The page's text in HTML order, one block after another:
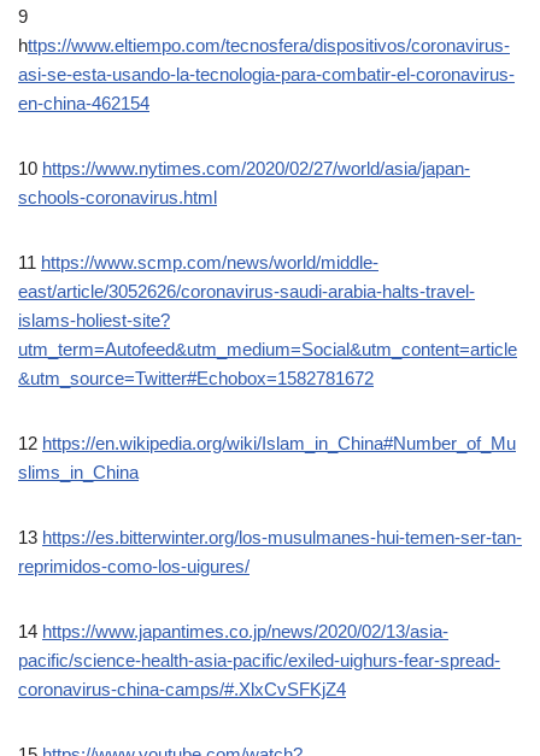
9
https://www.eltiempo.com/tecnosfera/dispositivos/coronavirus-
asi-se-esta-usando-la-tecnologia-para-combatir-el-coronavirus-
en-china-462154
10 https://www.nytimes.com/2020/02/27/world/asia/japan-
schools-coronavirus.html
11 https://www.scmp.com/news/world/middle-
east/article/3052626/coronavirus-saudi-arabia-halts-travel-
islams-holiest-site?
utm_term=Autofeed&utm_medium=Social&utm_content=article
&utm_source=Twitter#Echobox=1582781672
12 https://en.wikipedia.org/wiki/Islam_in_China#Number_of_Mu
slims_in_China
13 https://es.bitterwinter.org/los-musulmanes-hui-temen-ser-tan-
reprimidos-como-los-uigures/
14 https://www.japantimes.co.jp/news/2020/02/13/asia-
pacific/science-health-asia-pacific/exiled-uighurs-fear-spread-
coronavirus-china-camps/#.XlxCvSFKjZ4